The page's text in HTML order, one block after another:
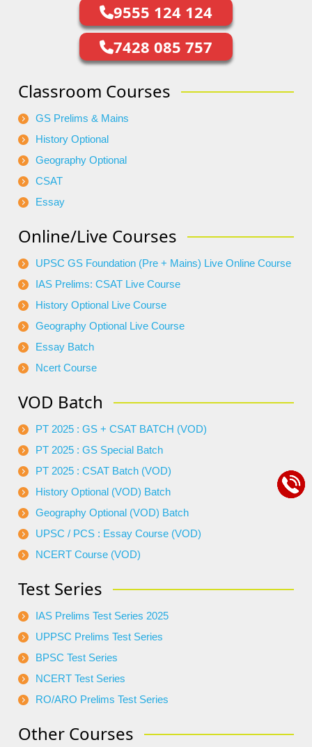
9555 124 124
7428 085 757
Classroom Courses
GS Prelims & Mains
History Optional
Geography Optional
CSAT
Essay
Online/Live Courses
UPSC GS Foundation (Pre + Mains) Live Online Course
IAS Prelims: CSAT Live Course
History Optional Live Course
Geography Optional Live Course
Essay Batch
Ncert Course
VOD Batch
PT 2025 : GS + CSAT BATCH (VOD)
PT 2025 : GS Special Batch
PT 2025 : CSAT Batch (VOD)
History Optional (VOD) Batch
Geography Optional (VOD) Batch
UPSC / PCS : Essay Course (VOD)
NCERT Course (VOD)
Test Series
IAS Prelims Test Series 2025
UPPSC Prelims Test Series
BPSC Test Series
NCERT Test Series
RO/ARO Prelims Test Series
Other Courses